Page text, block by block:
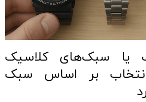
یا سبک‌های کلاسیک
بر اساس سبک